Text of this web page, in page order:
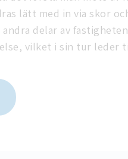
lätt med in via skor
delar av
vilket i sin tur leder